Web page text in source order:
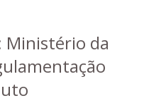
Ministério da